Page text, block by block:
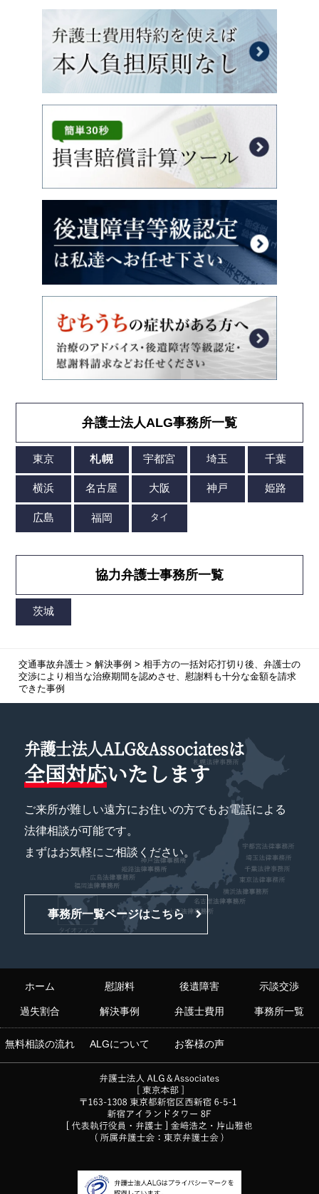
弁護士法人ALG事務所一覧
協力弁護士事務所一覧
交通事故弁護士> 解決事例 > 相手方の一括対応打切り後、弁護士の
交渉により相当な治療期間を認めさせ、慰謝料も十分な金額を請求
できた事例
弁護士法人ALG&Associatesは
全国対応いたします
ご来所が難しい遠方にお住いの方でもお電話による
法律相談が可能です。
まずはお気軽にご相談ください。
事務所一覧ページはこちら
ホーム 慰謝料 後遺障害 示談交渉
過失割合 解決事例 弁護士費用 事務所一覧
無料相談の流れ ALGについて お客様の声